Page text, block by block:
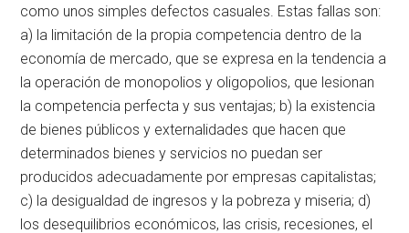
como unos simples defectos casuales. Estas fallas son:
a) la limitación de la propia competencia dentro de la
economía de mercado, que se expresa en la tendencia a
la operación de monopolios y oligopolios, que lesionan
la competencia perfecta y sus ventajas; b) la existencia
de bienes públicos y externalidades que hacen que
determinados bienes y servicios no puedan ser
producidos adecuadamente por empresas capitalistas;
c) la desigualdad de ingresos y la pobreza y miseria; d)
los desequilibrios económicos, las crisis, recesiones, el